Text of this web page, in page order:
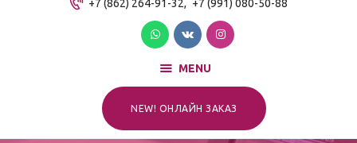
+7 (862) 264-91-32, +7 (991) 080-50-88
MENU
NEW! ОНЛАЙН ЗАКАЗ
Прайс-лист
Для клиентов